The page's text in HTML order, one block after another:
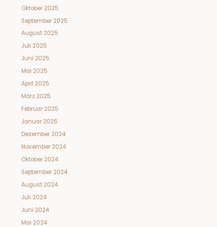
Oktober 2025
September 2025
August 2025
Juli 2025
Juni 2025
Mai 2025
April 2025
März 2025
Februar 2025
Januar 2025
Dezember 2024
November 2024
Oktober 2024
September 2024
August 2024
Juli 2024
Juni 2024
Mai 2024